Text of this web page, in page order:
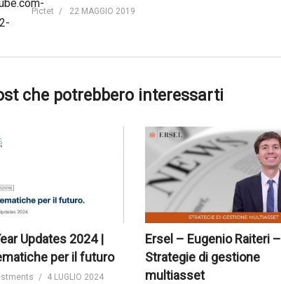
Pictet 22 MAGGIO 2019
che potrebbero interessarti
Updates 2024 |
per il futuro
4 LUGLIO 2024
Ersel – Eugenio Raiteri –
Strategie di gestione
multiasset